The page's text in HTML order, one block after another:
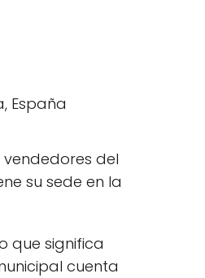
del
su sede en la
que significa
cuenta